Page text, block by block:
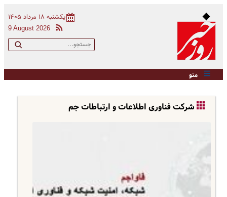
یکشنبه ۱۸ مرداد ۱۴۰۵
9 August 2026
منو
شرکت فناوری اطلاعات و ارتباطات جم